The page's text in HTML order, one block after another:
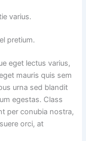
varius.
pretium.
eget lectus varius,
mauris quis sem
urna sed blandit
egestas. Class
per conubia nostra,
orci, at